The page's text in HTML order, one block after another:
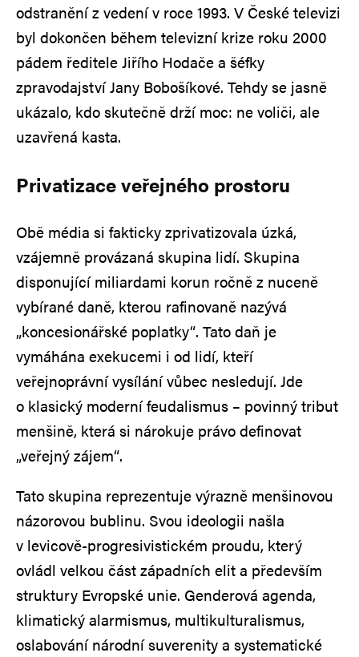
odstranění z vedení v roce 1993. V České televizi
byl dokončen během televizní krize roku 2000
pádem ředitele Jiřího Hodače a šéfky
zpravodajství Jany Bobošíkové. Tehdy se jasně
ukázalo, kdo skutečně drží moc: ne voliči, ale
uzavřená kasta.
Privatizace veřejného prostoru
Obě média si fakticky zprivatizovala úzká,
vzájemně provázaná skupina lidí. Skupina
disponující miliardami korun ročně z nuceně
vybírané daně, kterou rafinovaně nazývá
„koncesionářské poplatky“. Tato daň je
vymáhána exekucemi i od lidí, kteří
veřejnoprávní vysílání vůbec nesledují. Jde
o klasický moderní feudalismus – povinný tribut
menšině, která si nárokuje právo definovat
„veřejný zájem“.
Tato skupina reprezentuje výrazně menšinovou
názorovou bublinu. Svou ideologii našla
v levicově-progresivistickém proudu, který
ovládl velkou část západních elit a především
struktury Evropské unie. Genderová agenda,
klimatický alarmismus, multikulturalismus,
oslabování národní suverenity a systematické